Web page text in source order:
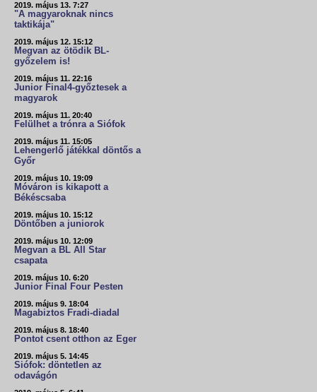
2019. május 13. 7:27
"A magyaroknak nincs
taktikája"
2019. május 12. 15:12
Megvan az ötödik BL-
győzelem is!
2019. május 11. 22:16
Junior Final4-győztesek a
magyarok
2019. május 11. 20:40
Felülhet a trónra a Siófok
2019. május 11. 15:05
Lehengerlő játékkal döntős a
Győr
2019. május 10. 19:09
Móváron is kikapott a
Békéscsaba
2019. május 10. 15:12
Döntőben a juniorok
2019. május 10. 12:09
Megvan a BL All Star
csapata
2019. május 10. 6:20
Junior Final Four Pesten
2019. május 9. 18:04
Magabiztos Fradi-diadal
2019. május 8. 18:40
Pontot csent otthon az Eger
2019. május 5. 14:45
Siófok: döntetlen az
odavágón